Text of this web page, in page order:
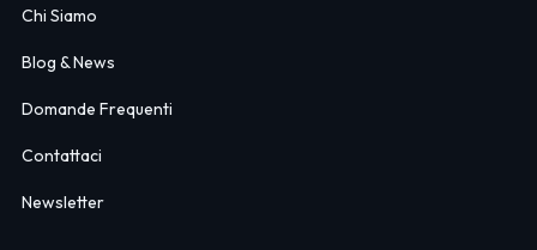
Chi Siamo
Blog & News
Domande Frequenti
Contattaci
Newsletter